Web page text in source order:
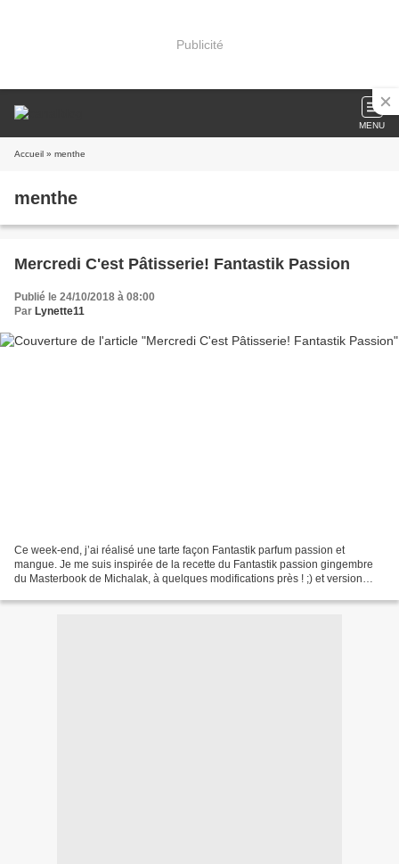
Publicité
MENU
Accueil » menthe
menthe
Mercredi C'est Pâtisserie! Fantastik Passion
Publié le 24/10/2018 à 08:00
Par Lynette11
Ce week-end, j’ai réalisé une tarte façon Fantastik parfum passion et
mangue. Je me suis inspirée de la recette du Fantastik passion gingembre
du Masterbook de Michalak, à quelques modifications près ! ;) et version